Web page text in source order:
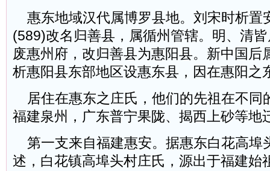
惠东地域汉代属博罗县地。刘宋时析置
(589)改名归善县，属循州管辖。明、清
废惠州府，改归善县为惠阳县。新中国后
析惠阳县东部地区设惠东县，因在惠阳之
居住在惠东之庄氏，他们的先祖在不同
福建泉州，广东普宁果陇、揭西上砂等地
第一支来自福建惠安。据惠东白花高埠
述，白花镇高埠头村庄氏，源出于福建始